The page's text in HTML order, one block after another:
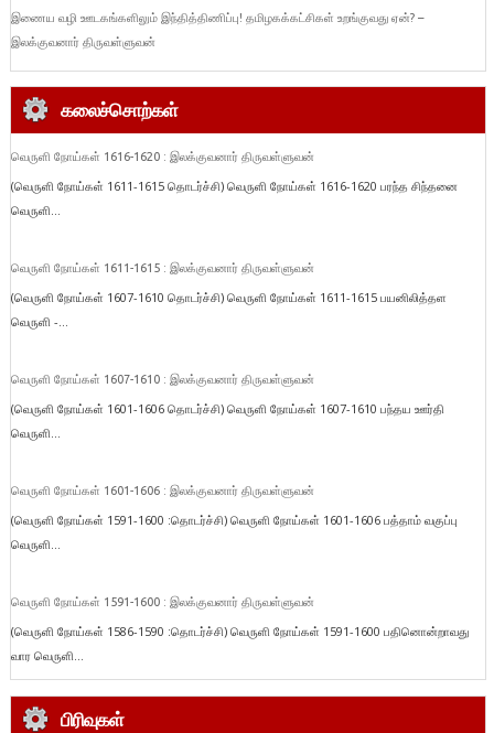
இணைய வழி ஊடகங்களிலும் இந்தித்திணிப்பு! தமிழகக்கட்சிகள் உறங்குவது ஏன்? –
இலக்குவனார் திருவள்ளுவன்
கலைச்சொற்கள்
வெருளி நோய்கள் 1616-1620 : இலக்குவனார் திருவள்ளுவன்
(வெருளி நோய்கள் 1611-1615 தொடர்ச்சி) வெருளி நோய்கள் 1616-1620 பரந்த சிந்தனை
வெருளி...
வெருளி நோய்கள் 1611-1615 : இலக்குவனார் திருவள்ளுவன்
(வெருளி நோய்கள் 1607-1610 தொடர்ச்சி) வெருளி நோய்கள் 1611-1615 பயனிலித்தள
வெருளி -...
வெருளி நோய்கள் 1607-1610 : இலக்குவனார் திருவள்ளுவன்
(வெருளி நோய்கள் 1601-1606 தொடர்ச்சி) வெருளி நோய்கள் 1607-1610 பந்தய ஊர்தி
வெருளி...
வெருளி நோய்கள் 1601-1606 : இலக்குவனார் திருவள்ளுவன்
(வெருளி நோய்கள் 1591-1600 :தொடர்ச்சி) வெருளி நோய்கள் 1601-1606 பத்தாம் வகுப்பு
வெருளி...
வெருளி நோய்கள் 1591-1600 : இலக்குவனார் திருவள்ளுவன்
(வெருளி நோய்கள் 1586-1590 :தொடர்ச்சி) வெருளி நோய்கள் 1591-1600 பதினொன்றாவது
வார வெருளி...
பிரிவுகள்